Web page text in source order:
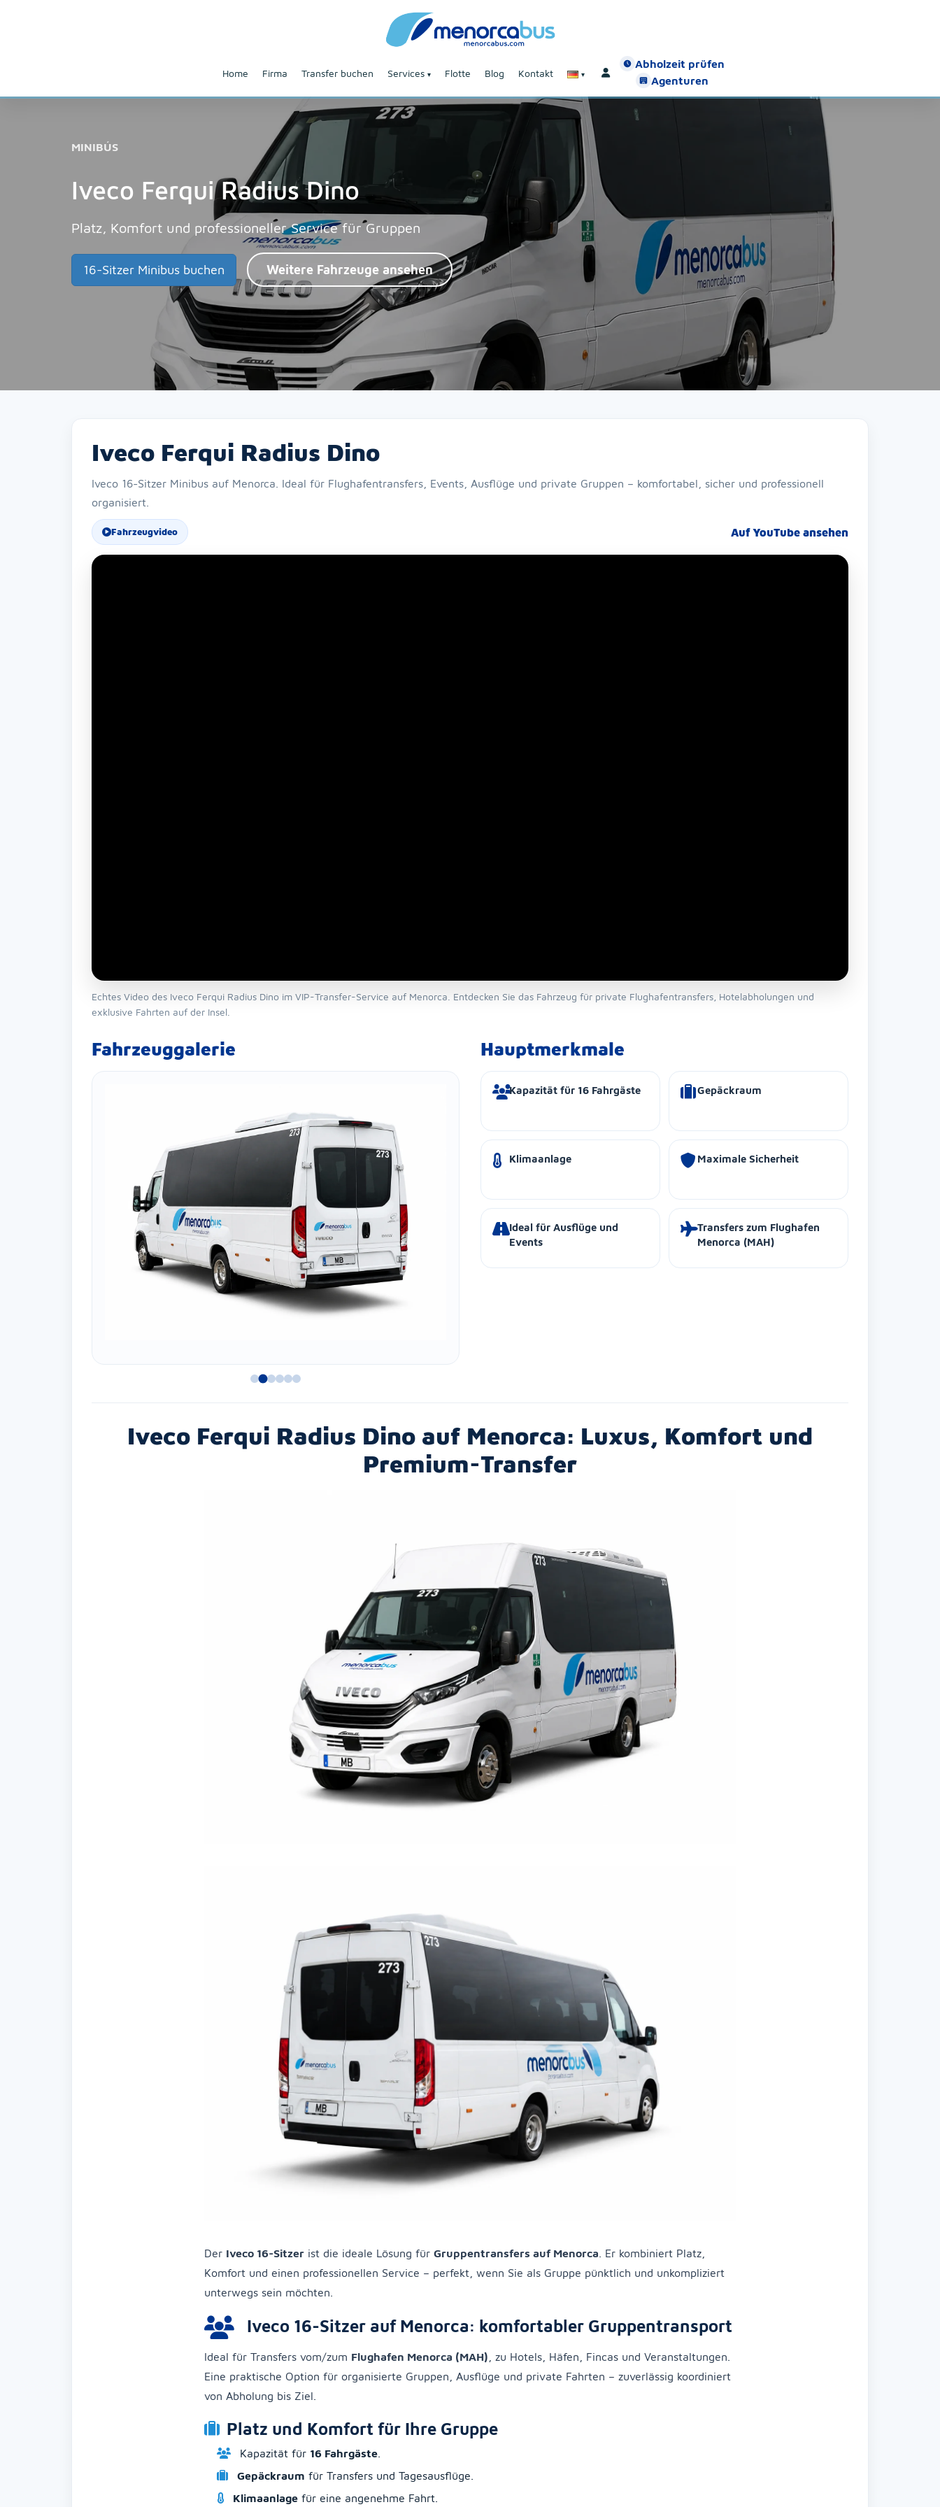
Home Firma Transfer buchen Services Flotte Blog Kontakt
Abholzeit prüfen
Agenturen
MINIBÚS
Iveco Ferqui Radius Dino
Platz, Komfort und professioneller Service für Gruppen
16-Sitzer Minibus buchen Weitere Fahrzeuge ansehen
Iveco Ferqui Radius Dino
Iveco 16-Sitzer Minibus auf Menorca. Ideal für Flughafentransfers, Events, Ausflüge und private Gruppen – komfortabel, sicher und professionell
organisiert.
Fahrzeugvideo Auf YouTube ansehen
Echtes Video des Iveco Ferqui Radius Dino im VIP-Transfer-Service auf Menorca. Entdecken Sie das Fahrzeug für private Flughafentransfers, Hotelabholungen und
exklusive Fahrten auf der Insel.
Fahrzeuggalerie Hauptmerkmale
Kapazität für 16 Fahrgäste Gepäckraum
Klimaanlage Maximale Sicherheit
Ideal für Ausflüge und
Events
Transfers zum Flughafen
Menorca (MAH)
Iveco Ferqui Radius Dino auf Menorca: Luxus, Komfort und
Premium-Transfer
Der Iveco 16-Sitzer ist die ideale Lösung für Gruppentransfers auf Menorca . Er kombiniert Platz,
Komfort und einen professionellen Service – perfekt, wenn Sie als Gruppe pünktlich und unkompliziert
unterwegs sein möchten.
Iveco 16-Sitzer auf Menorca: komfortabler Gruppentransport
Ideal für Transfers vom/zum Flughafen Menorca (MAH) , zu Hotels, Häfen, Fincas und Veranstaltungen.
Eine praktische Option für organisierte Gruppen, Ausflüge und private Fahrten – zuverlässig koordiniert
von Abholung bis Ziel.
Platz und Komfort für Ihre Gruppe
Kapazität für 16 Fahrgäste
Gepäckraum für Transfers und Tagesausflüge.
Klimaanlage für eine angenehme Fahrt.